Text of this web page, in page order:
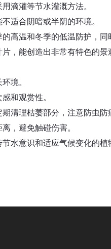
滴灌等节水灌溉方法。
适合阴暗或半阴的环境。
高温和冬季的低温防护，同
，能创造出非常有特色的景
境。
和观赏性。
清理枯萎部分，注意防虫防
，避免触碰伤害。
水意识和适应气候变化的植